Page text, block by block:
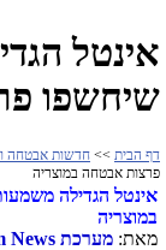
אינטל
שיחשפו
דף הבית >> חדשות אבטחה
פרצות אבטחה במוצריה
אינטל הגדילה
במוצריה
מאת: מערכת News